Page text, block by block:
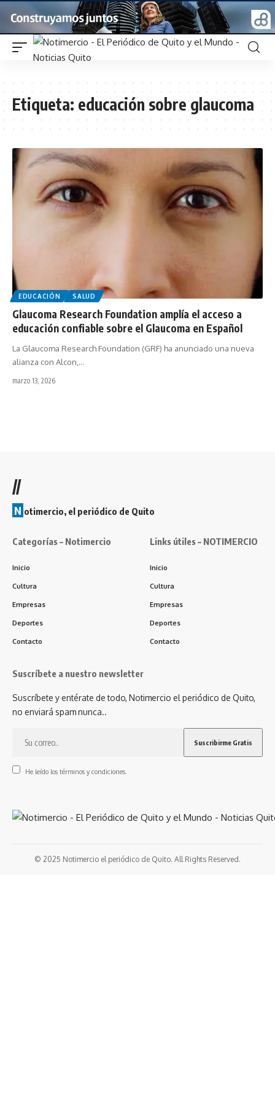
Etiqueta:educación sobre glaucoma
EDUCACIÓN SALUD
Glaucoma Research Foundation amplía el acceso a
educación confiable sobre el Glaucoma en Español
La Glaucoma Research Foundation (GRF) ha anunciado una nueva
alianza con Alcon,…
marzo 13, 2026
//
N otimercio, el periódico de Quito
Categorías – Notimercio
Inicio
Cultura
Empresas
Deportes
Contacto
Links útiles – NOTIMERCIO
Inicio
Cultura
Empresas
Deportes
Contacto
Suscríbete a nuestro newsletter
Suscríbete y entérate de todo, Notimercio el periódico de Quito,
no enviará spam nunca..
He leído los términos y condiciones.
© 2025 Notimercio el periódico de Quito. All Rights Reserved.